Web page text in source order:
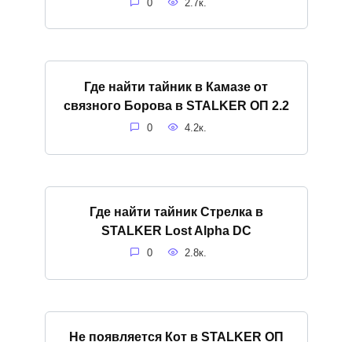
0 2.7к.
Где найти тайник в Камазе от
связного Борова в STALKER ОП 2.2
0 4.2к.
Где найти тайник Стрелка в
STALKER Lost Alpha DC
0 2.8к.
Не появляется Кот в STALKER ОП